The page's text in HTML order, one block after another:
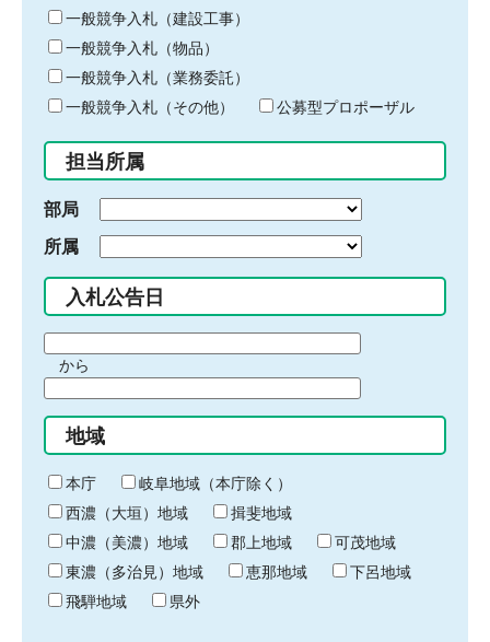
キ
ー
ワ
ー
ド
入
力
一般競争入札（建設工事）
一般競争入札（物品）
一般競争入札（業務委託）
一般競争入札（その他）
公募型プロポーザル
担当所属
部局
所属
入札公告日
間
始
り
から
間
終
わ
り
地域
本庁
岐阜地域（本庁除く）
西濃（大垣）地域
揖斐地域
中濃（美濃）地域
郡上地域
可茂地域
東濃（多治見）地域
恵那地域
下呂地域
飛騨地域
県外